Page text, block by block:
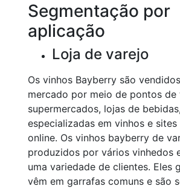
Segmentação por
aplicação
Loja de varejo
Os vinhos Bayberry são
mercado por meio de pontos de
supermercados, lojas de
especializadas em vinhos e
online. Os vinhos bayberry de
produzidos por vários vinhedos
uma variedade de clientes. Eles
vêm em garrafas comuns e são